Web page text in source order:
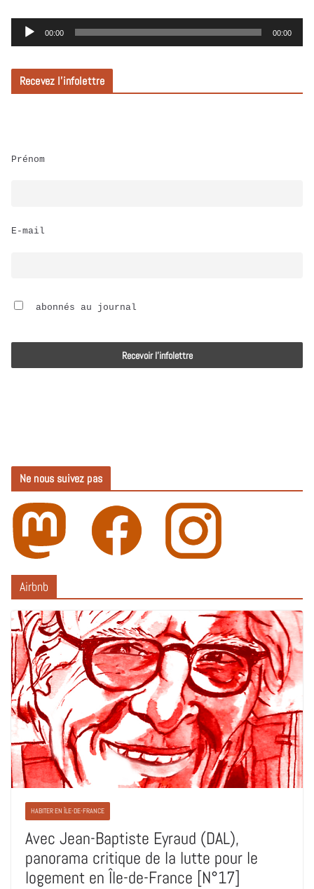
Airbnb
HABITER EN ÎLE-DE-FRANCE
Avec Jean-Baptiste Eyraud (DAL),
panorama critique de la lutte pour le
logement en Île-de-France [N°17]
e
c
t
r
i
00:00 00:00
Recevez l’infolettre
Prénom
E-mail
abonnés au journal
Ne nous suivez pas